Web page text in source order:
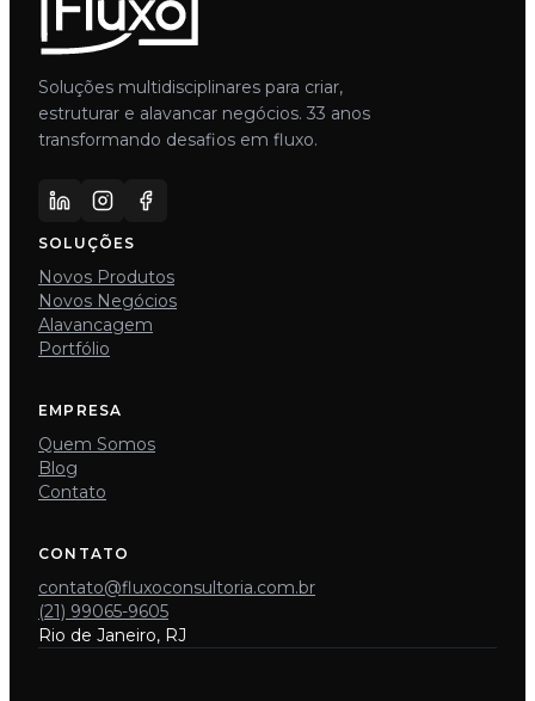
Soluções multidisciplinares para criar,
estruturar e alavancar negócios. 33 anos
transformando desafios em fluxo.
SOLUÇÕES
Novos Produtos
Novos Negócios
Alavancagem
Portfólio
EMPRESA
Quem Somos
Blog
Contato
CONTATO
contato@fluxoconsultoria.com.br
(21) 99065-9605
Rio de Janeiro, RJ